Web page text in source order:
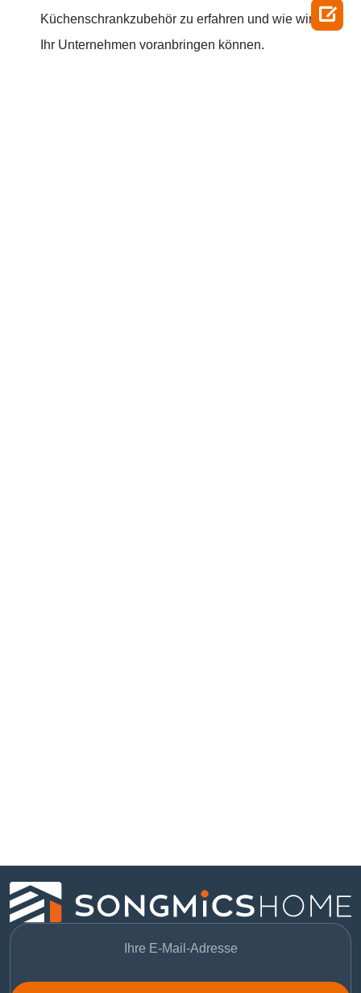
Küchenschrankzubehör zu erfahren und wie wir
Ihr Unternehmen voranbringen können.
